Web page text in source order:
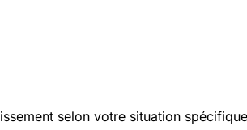
selon votre situation